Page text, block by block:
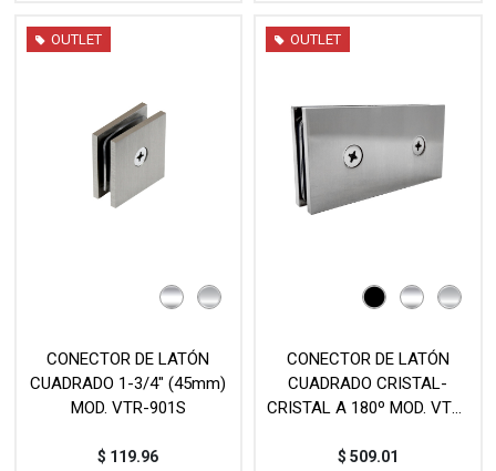
OUTLET
CONECTOR DE LATÓN
CUADRADO 1-3/4" (45mm)
MOD. VTR-901S
$ 119.96
OUTLET
CONECTOR DE LATÓN
CUADRADO CRISTAL-
CRISTAL A 180º MOD. VTR-
$ 509.01